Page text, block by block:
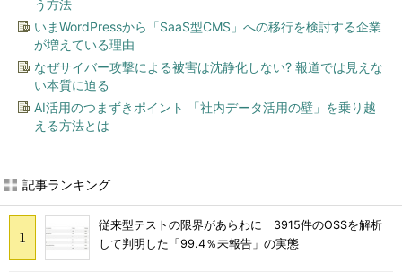
う方法
いまWordPressから「SaaS型CMS」への移行を検討する企業
が増えている理由
なぜサイバー攻撃による被害は沈静化しない? 報道では見えな
い本質に迫る
AI活用のつまずきポイント 「社内データ活用の壁」を乗り越
える方法とは
記事ランキング
従来型テストの限界があらわに 3915件のOSSを解析
して判明した「99.4％未報告」の実態